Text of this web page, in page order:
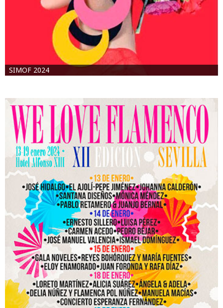
SIMOF 2024